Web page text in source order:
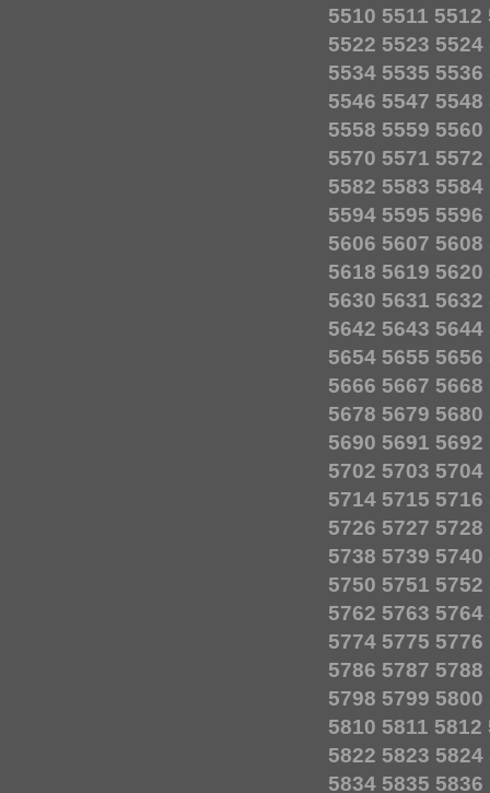
5510 5511 5512
5522 5523 5524
5534 5535 5536
5546 5547 5548
5558 5559 5560
5570 5571 5572
5582 5583 5584
5594 5595 5596
5606 5607 5608
5618 5619 5620
5630 5631 5632
5642 5643 5644
5654 5655 5656
5666 5667 5668
5678 5679 5680
5690 5691 5692
5702 5703 5704
5714 5715 5716
5726 5727 5728
5738 5739 5740
5750 5751 5752
5762 5763 5764
5774 5775 5776
5786 5787 5788
5798 5799 5800
5810 5811 5812
5822 5823 5824
5834 5835 5836